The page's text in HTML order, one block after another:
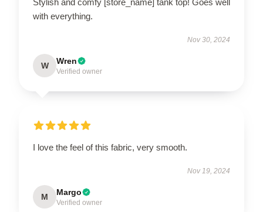
with everything.
Nov 30, 2024
W Wren
Verified owner
I love the feel of this fabric, very smooth.
Nov 19, 2024
M Margo
Verified owner